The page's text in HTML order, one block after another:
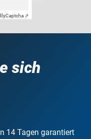
Captcha ⇗
sich
14 Tagen garantiert